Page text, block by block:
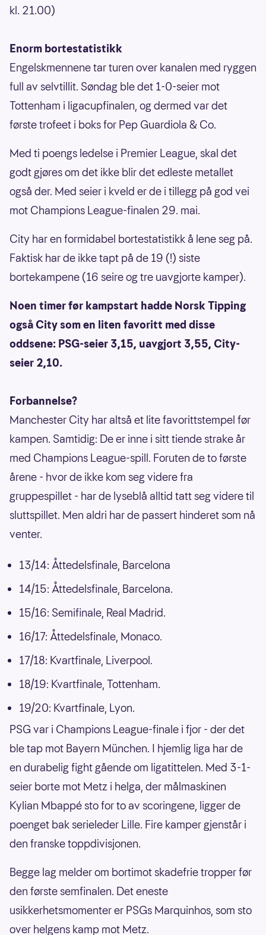
kl. 21.00)
Enorm bortestatistikk
Engelskmennene tar turen over kanalen med ryggen
full av selvtillit. Søndag ble det 1-0-seier mot
Tottenham i ligacupfinalen, og dermed var det
første trofeet i boks for Pep Guardiola & Co.
Med ti poengs ledelse i Premier League, skal det
godt gjøres om det ikke blir det edleste metallet
også der. Med seier i kveld er de i tillegg på god vei
mot Champions League-finalen 29. mai.
City har en formidabel bortestatistikk å lene seg på.
Faktisk har de ikke tapt på de 19 (!) siste
bortekampene (16 seire og tre uavgjorte kamper).
Noen timer før kampstart hadde Norsk Tipping
også City som en liten favoritt med disse
oddsene: PSG-seier 3,15, uavgjort 3,55, City-
seier 2,10.
Forbannelse?
Manchester City har altså et lite favorittstempel før
kampen. Samtidig: De er inne i sitt tiende strake år
med Champions League-spill. Foruten de to første
årene - hvor de ikke kom seg videre fra
gruppespillet - har de lyseblå alltid tatt seg videre til
sluttspillet. Men aldri har de passert hinderet som nå
venter.
13/14: Åttedelsfinale, Barcelona
14/15: Åttedelsfinale, Barcelona.
15/16: Semifinale, Real Madrid.
16/17: Åttedelsfinale, Monaco.
17/18: Kvartfinale, Liverpool.
18/19: Kvartfinale, Tottenham.
19/20: Kvartfinale, Lyon.
PSG var i Champions League-finale i fjor - der det
ble tap mot Bayern München. I hjemlig liga har de
en durabelig fight gående om ligatittelen. Med 3-1-
seier borte mot Metz i helga, der målmaskinen
Kylian Mbappé sto for to av scoringene, ligger de
poenget bak serieleder Lille. Fire kamper gjenstår i
den franske toppdivisjonen.
Begge lag melder om bortimot skadefrie tropper før
den første semfinalen. Det eneste
usikkerhetsmomenter er PSGs Marquinhos, som sto
over helgens kamp mot Metz.